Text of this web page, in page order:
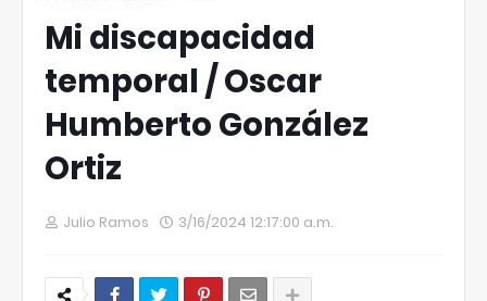
Mi discapacidad
temporal / Oscar
Humberto González
Ortiz
Julio Ramos 3/16/2024 12:17:00 a.m.